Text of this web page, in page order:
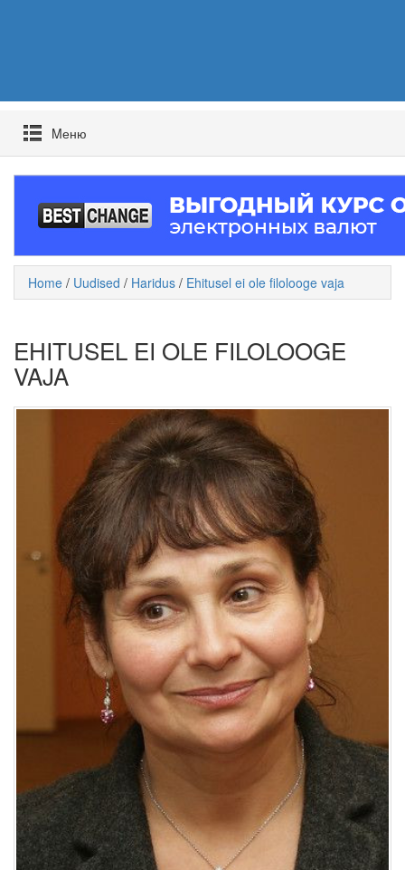
Mеню
Home / Uudised / Haridus / Ehitusel ei ole filolooge vaja
EHITUSEL EI OLE FILOLOOGE
VAJA